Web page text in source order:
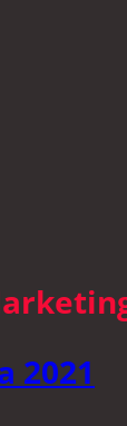
2021